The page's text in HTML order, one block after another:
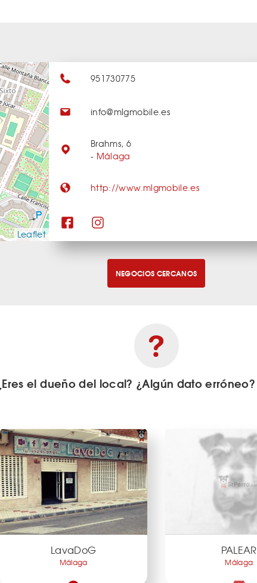
Leaflet
951730775
info@mlgmobile.es
Brahms, 6
- Málaga
http://www.mlgmobile.es
NEGOCIOS CERCANOS
el dueño del local? ¿Algún dato erróneo?
LavaDoG
Málaga
PALEAR
Málaga